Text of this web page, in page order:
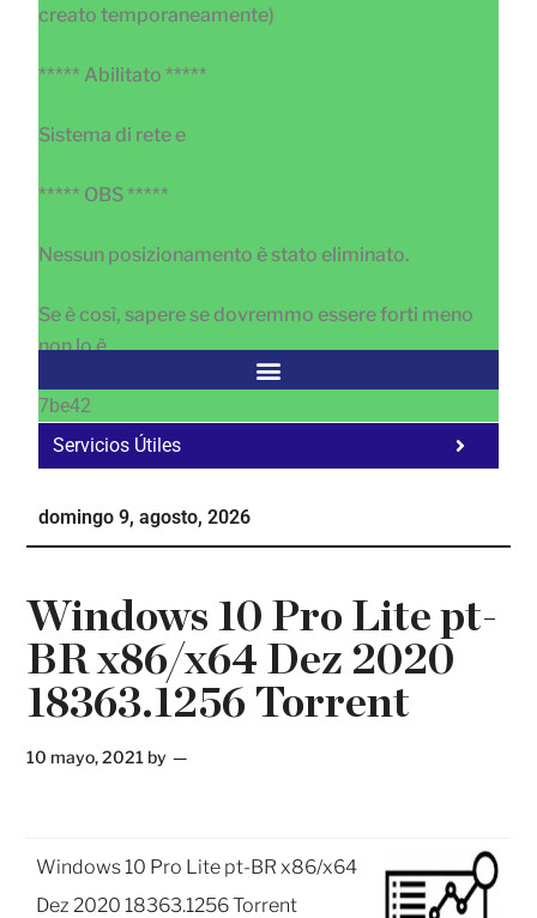
creato temporaneamente)
***** Abilitato *****
Sistema di rete e
***** OBS *****
Nessun posizionamento è stato eliminato.
Se è così, sapere se dovremmo essere forti meno
non lo è
7be42
Servicios Útiles
domingo 9, agosto, 2026
Windows 10 Pro Lite pt-
BR x86/x64 Dez 2020
18363.1256 Torrent
10 mayo, 2021 by
Windows 10 Pro Lite pt-BR x86/x64
Dez 2020 18363.1256 Torrent